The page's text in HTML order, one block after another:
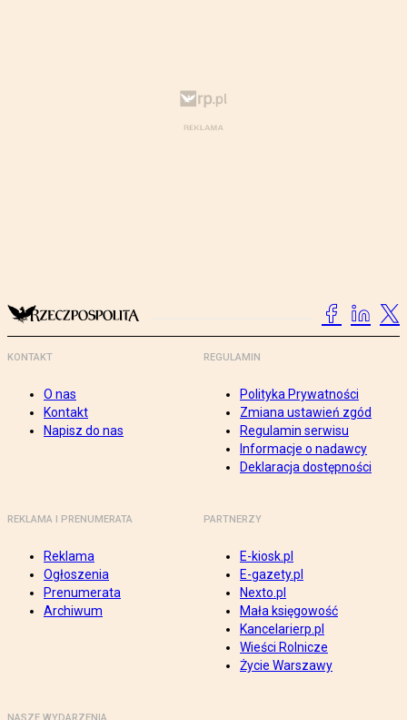
KONTAKT
O nas
Kontakt
Napisz do nas
REGULAMIN
Polityka Prywatności
Zmiana ustawień zgód
Regulamin serwisu
Informacje o nadawcy
Deklaracja dostępności
REKLAMA I PRENUMERATA
Reklama
Ogłoszenia
Prenumerata
Archiwum
PARTNERZY
E-kiosk.pl
E-gazety.pl
Nexto.pl
Mała księgowość
Kancelarierp.pl
Wieści Rolnicze
Życie Warszawy